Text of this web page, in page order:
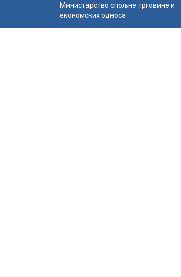
Министарство спољне трговине и
економских односа